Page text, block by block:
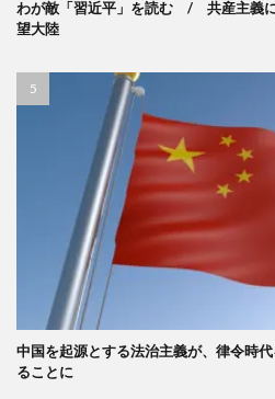
わが敵「習近平」を読む / 共産主義
望大陸
中国を起源とする法治主義が、律令時
ることに